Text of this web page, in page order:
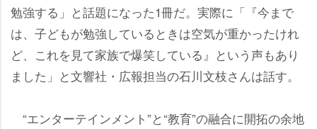
勉強する」と話題になった1冊だ。実際に「『今まで
は、子どもが勉強しているときは空気が重かったけれ
ど、これを見て家族で爆笑している』という声もあり
ました」と文響社・広報担当の石川文枝さんは話す。
“エンターテインメント”と“教育”の融合に開拓の余地